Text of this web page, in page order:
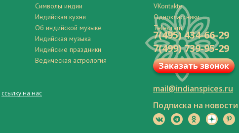
Символы индии
Индийская кухня
Об индийской музыке
Индийская музыка
Индийские праздники
Ведическая астрология
VKontakte
Одноклассники
Telegram
ссылку на нас
7(495) 434-66-29
7(499) 739-95-29
Заказать звонок
mail@indianspices.ru
Подписка на новости